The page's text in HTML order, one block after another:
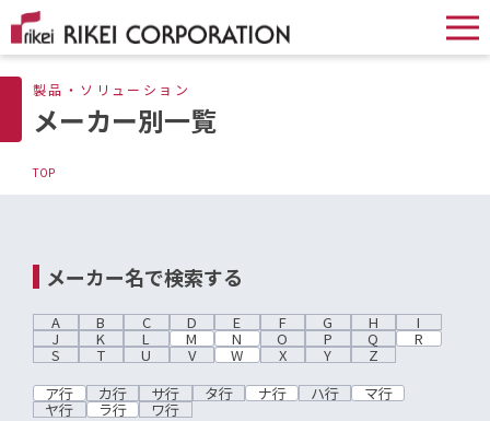
製品・ソリューション
メーカー別一覧
TOP
メーカー名で検索する
A B C D E F G H I
J K L M N O P Q R
S T U V W X Y
Z
ア行
カ行 サ行 タ行 ナ行 ハ行 マ行
ヤ行 ラ行
ワ行